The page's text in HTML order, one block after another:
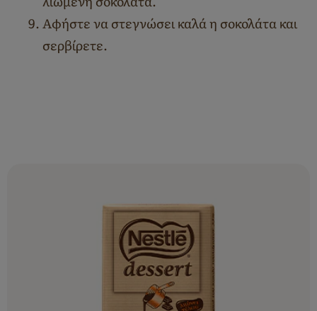
Αφήστε να στεγνώσει καλά η σοκολάτα και
σερβίρετε.